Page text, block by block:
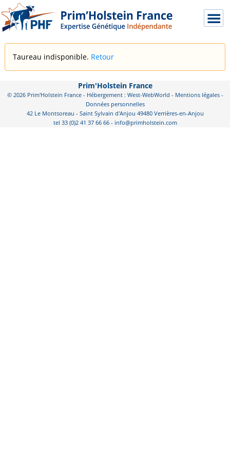
Taureau indisponible. Retour
Prim'Holstein France
© 2026 Prim'Holstein France - Hébergement : West-WebWorld - Mentions légales-
Données personnelles
42 Le Montsoreau - Saint Sylvain d'Anjou 49480 Verrières-en-Anjou
tel 33 (0)2 41 37 66 66 - info@primholstein.com